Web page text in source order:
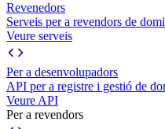
Revenedors
Serveis per a revendors de
Veure serveis
Per a desenvolupadors
API per a registre i gestió de
Veure API
Per a revendors